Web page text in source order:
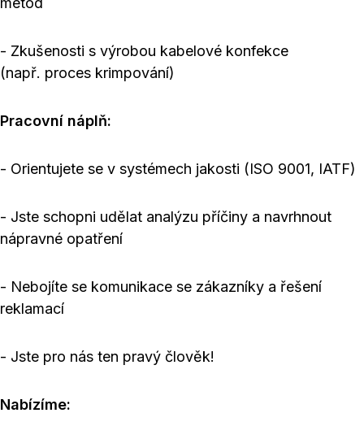
- Zkušenosti s výrobou kabelové konfekce
(např. proces krimpování)
Pracovní náplň:
- Orientujete se v systémech jakosti (ISO 9001, IATF)
- Jste schopni udělat analýzu příčiny a navrhnout
nápravné opatření
- Nebojíte se komunikace se zákazníky a řešení
reklamací
- Jste pro nás ten pravý člověk!
Nabízíme: